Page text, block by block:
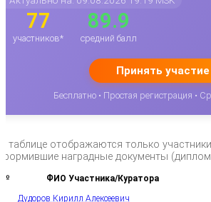
77
участников*
89.9
средний балл
Принять участие
Бесплатно • Простая регистрация •
таблице отображаются только
наградные документы
№ ФИО Участника/Куратора
Дудоров Кирилл Алексеевич